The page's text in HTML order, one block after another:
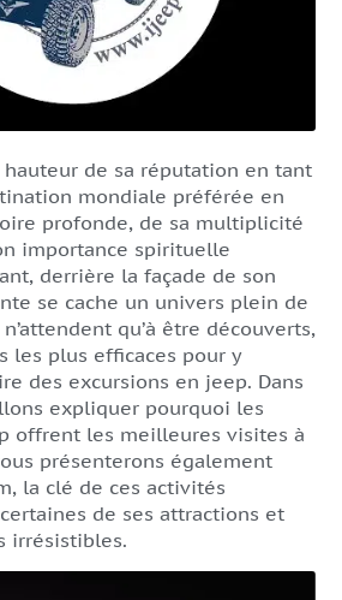
hauteur de sa réputation en tant
mondiale préférée en
profonde, de sa multiplicité
importance spirituelle
derrière la façade de son
se cache un univers plein de
qu’à être découverts,
les plus efficaces pour y
des excursions en jeep. Dans
expliquer pourquoi les
offrent les meilleures visites à
présenterons également
la clé de ces activités
de ses attractions et
irrésistibles.